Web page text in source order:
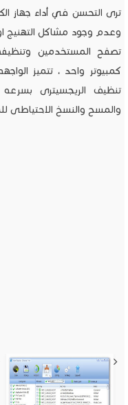
ترى التحسن في أداء جهاز
وعدم وجود مشاكل التهنيج
تصفح المستخدمين
كمبيوتر واحد ، تتميز
تنظيف الريجسيترى
والمسح والنسخ الاحتياطى